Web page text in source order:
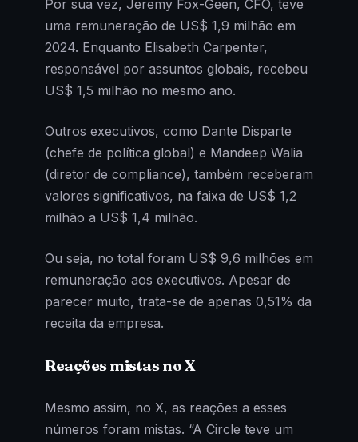
Por sua vez, Jeremy Fox-Geen, CFO, teve
uma remuneração de US$ 1,9 milhão em
2024. Enquanto Elisabeth Carpenter,
responsável por assuntos globais, recebeu
US$ 1,5 milhão no mesmo ano.
Outros executivos, como Dante Disparte
(chefe de política global) e Mandeep Walia
(diretor de compliance), também receberam
valores significativos, na faixa de US$ 1,2
milhão a US$ 1,4 milhão.
Ou seja, no total foram US$ 9,6 milhões em
remuneração aos executivos. Apesar de
parecer muito, trata-se de apenas 0,51% da
receita da empresa.
Reações mistas no X
Mesmo assim, no X, as reações a esses
números foram mistas. “A Circle teve um